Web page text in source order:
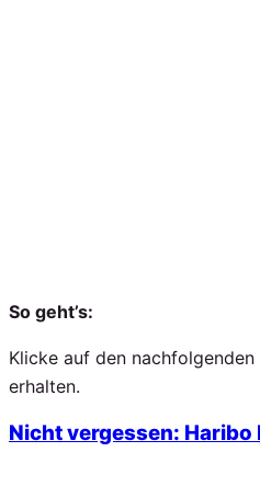
So geht’s:
Klicke auf den
erhalten.
Nicht vergessen: